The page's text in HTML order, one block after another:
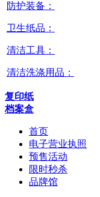
防护装备：
卫生纸品：
清洁工具：
清洁洗涤用品：
复印纸
档案盒
首页
电子营业执照
预售活动
限时秒杀
品牌馆